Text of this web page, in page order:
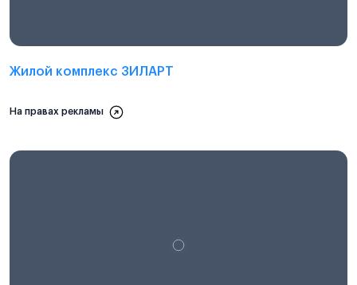
Жилой комплекс ЗИЛАРТ
На правах рекламы